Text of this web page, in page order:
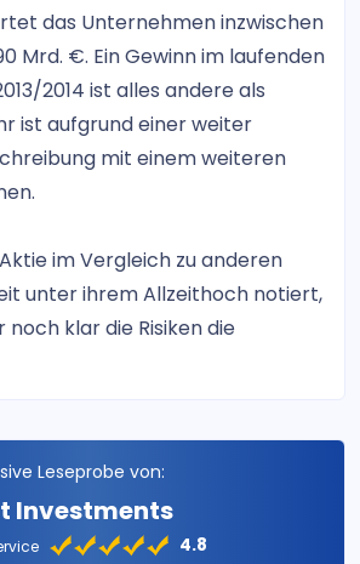
das Unternehmen inzwischen
Mrd. €. Ein Gewinn im laufenden
2014 ist alles andere als
ist aufgrund einer weiter
mit einem weiteren
im Vergleich zu anderen
unter ihrem Allzeithoch notiert,
klar die Risiken die
Leseprobe von:
Investments
4.8